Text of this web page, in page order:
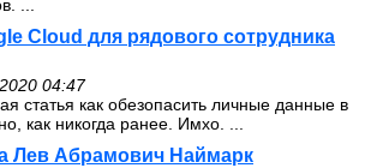
...
Cloud для рядового сотрудника
04:47
статья как обезопасить личные данные в
как никогда ранее. Имхо. ...
Лев Абрамович Наймарк